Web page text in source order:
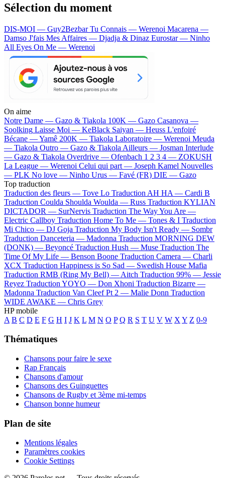
Sélection du moment
DIS-MOI — Guy2BezbarTu Connais — Werenoi Macarena —
Damso J'fais Mes Affaires — Djadja & Dinaz Eurostar — Ninho
All Eyes On Me — Werenoi
On aime
Notre Dame — Gazo & Tiakola 100K — Gazo Casanova —
Soolking Laisse Moi — KeBlack Saiyan — Heuss L'enfoiré
Bécane —Yamê 200K — Tiakola Laboratoire — Werenoi Meuda
— Tiakola Outro — Gazo & Tiakola Ailleurs — Josman Interlude
— Gazo & Tiakola Overdrive — Ofenbach 1 2 3 4 — ZOKUSH
La League — Werenoi Celui qui part — Joseph Kamel Nouvelles
— PLK No love — Ninho Urus — Favé (FR) DIE — Gazo
Top traduction
Traduction des fleurs — Tove Lo Traduction AH HA — Cardi B
Traduction Coulda Shoulda Woulda — Russ Traduction KYLIAN
DICTADOR — SurNervis Traduction The Way You Are —
Electric Callboy Traduction Home To Me — Tones & I Traduction
Mi Chico — DJ Goja Traduction My Body Isn't Ready — Sombr
Traduction Danceteria — Madonna Traduction MORNING DEW
(DONK) — Beyoncé Traduction Hush — Muse Traduction The
Time Of My Life — Benson Boone Traduction Camera — Charli
XCX Traduction Happiness is So Sad — Swedish House Mafia
Traduction RMB (Ring My Bell) — Aitch Traduction 99% — Jessie
Reyez Traduction YOYO — Don Xhoni Traduction Bizarre —
Madonna Traduction Van Cleef Pt 2 — Malie Donn Traduction
WIDE AWAKE — Chris Grey
HP mobile
A B C D E F G H I J K L M N O P Q R S T U V W X Y Z 0-9
Thématiques
Chansons pour faire le sexe
Rap Français
Chansons d'amour
Chansons des Guinguettes
Chansons de Rugby et 3ème mi-temps
Chanson bonne humeur
Plan de site
Mentions légales
Paramètres cookies
Cookie Settings